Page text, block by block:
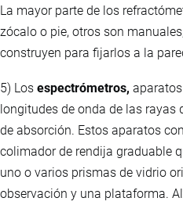
La mayor parte de los
zócalo o pie, otros son
construyen para fijarlos a la
5) Los espectrómetros,
longitudes de onda de las rayas
de absorción. Estos aparatos
colimador de rendija graduable
uno o varios prismas de vidrio
observación y una plataforma.